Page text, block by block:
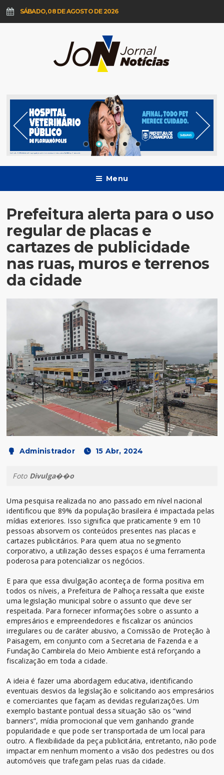
SÁBADO, 08 DE AGOSTO DE 2026
Menu
Prefeitura alerta para o uso
regular de placas e
cartazes de publicidade
nas ruas, muros e terrenos
da cidade
Administrador 15 Abr, 2024
Foto Divulga��o
Uma pesquisa realizada no ano passado em nível nacional
identificou que 89% da população brasileira é impactada pelas
mídias exteriores. Isso significa que praticamente 9 em 10
pessoas absorvem os conteúdos presentes nas placas e
cartazes publicitários. Para quem atua no segmento
corporativo, a utilização desses espaços é uma ferramenta
poderosa para potencializar os negócios.
E para que essa divulgação aconteça de forma positiva em
todos os níveis, a Prefeitura de Palhoça ressalta que existe
uma legislação municipal sobre o assunto que deve ser
respeitada. Para fornecer informações sobre o assunto a
empresários e empreendedores e fiscalizar os anúncios
irregulares ou de caráter abusivo, a Comissão de Proteção à
Paisagem, em conjunto com a Secretaria de Fazenda e a
Fundação Cambirela do Meio Ambiente está reforçando a
fiscalização em toda a cidade.
A ideia é fazer uma abordagem educativa, identificando
eventuais desvios da legislação e solicitando aos empresários
e comerciantes que façam as devidas regularizações. Um
exemplo bastante pontual dessa situação são os “wind
banners”, mídia promocional que vem ganhando grande
popularidade e que pode ser transportada de um local para
outro. A flexibilidade da peça publicitária, entretanto, não pode
impactar em nenhum momento a visão dos pedestres ou dos
automóveis que trafegam pelas ruas da cidade.